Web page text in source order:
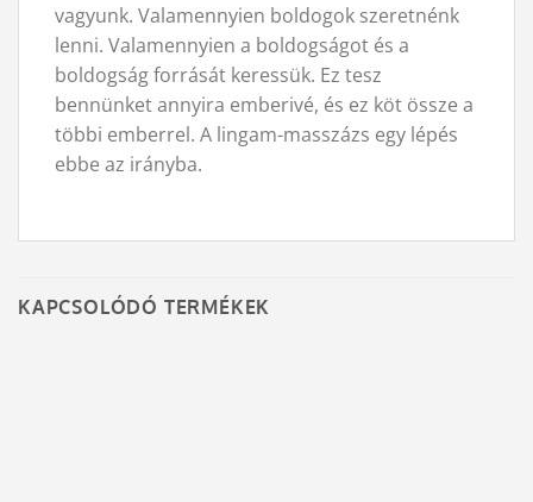
vagyunk. Valamennyien boldogok szeretnénk
lenni. Valamennyien a boldogságot és a
boldogság forrását keressük. Ez tesz
bennünket annyira emberivé, és ez köt össze a
többi emberrel. A lingam-masszázs egy lépés
ebbe az irányba.
KAPCSOLÓDÓ TERMÉKEK